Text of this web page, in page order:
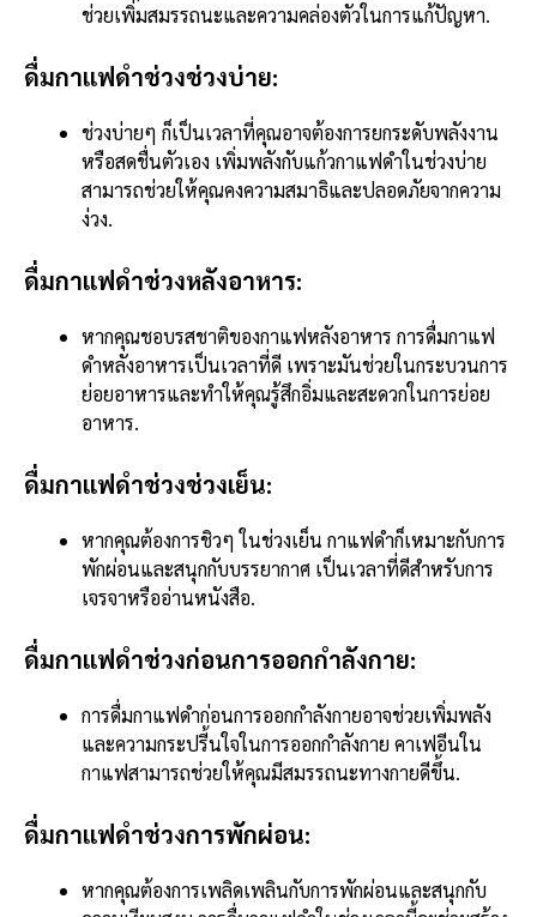
ช่วยเพิ่มสมรรถนะและความคล่องตัวในการแก้ปัญหา.
ดื่มกาแฟดำช่วงช่วงบ่าย:
ช่วงบ่ายๆ ก็เป็นเวลาที่คุณอาจต้องการยกระดับพลังงาน
หรือสดชื่นตัวเอง เพิ่มพลังกับแก้วกาแฟดำในช่วงบ่าย
สามารถช่วยให้คุณคงความสมาธิและปลอดภัยจากความ
ง่วง.
ดื่มกาแฟดำช่วงหลังอาหาร:
หากคุณชอบรสชาติของกาแฟหลังอาหาร การดื่มกาแฟ
ดำหลังอาหารเป็นเวลาที่ดี เพราะมันช่วยในกระบวนการ
ย่อยอาหารและทำให้คุณรู้สึกอิ่มและสะดวกในการย่อย
อาหาร.
ดื่มกาแฟดำช่วงช่วงเย็น:
หากคุณต้องการชิวๆ ในช่วงเย็น กาแฟดำก็เหมาะกับการ
พักผ่อนและสนุกกับบรรยากาศ เป็นเวลาที่ดีสำหรับการ
เจรจาหรืออ่านหนังสือ.
ดื่มกาแฟดำช่วงก่อนการออกกำลังกาย:
การดื่มกาแฟดำก่อนการออกกำลังกายอาจช่วยเพิ่มพลัง
และความกระปรี้นใจในการออกกำลังกาย คาเฟอีนใน
กาแฟสามารถช่วยให้คุณมีสมรรถนะทางกายดีขึ้น.
ดื่มกาแฟดำช่วงการพักผ่อน:
หากคุณต้องการเพลิดเพลินกับการพักผ่อนและสนุกกับ